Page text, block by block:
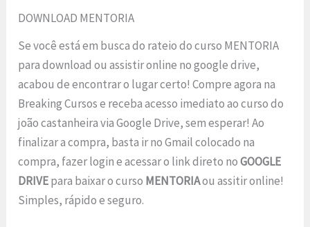
DOWNLOAD MENTORIA
Se você está em busca do rateio do curso MENTORIA
para download ou assistir online no google drive,
acabou de encontrar o lugar certo! Compre agora na
Breaking Cursos e receba acesso imediato ao curso do
joão castanheira via Google Drive, sem esperar! Ao
finalizar a compra, basta ir no Gmail colocado na
compra, fazer login e acessar o link direto noGOOGLE
DRIVEpara baixar o curso MENTORIAou assitir online!
Simples, rápido e seguro.